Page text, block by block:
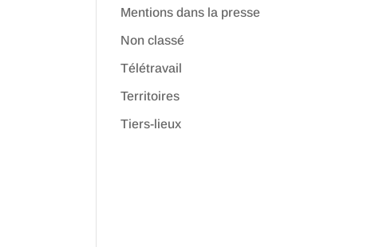
Mentions dans la presse
Non classé
Télétravail
Territoires
Tiers-lieux